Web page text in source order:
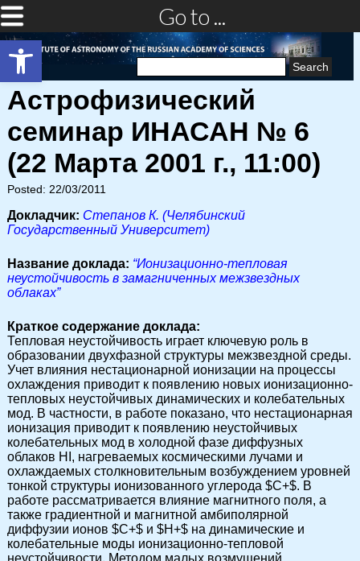
Open toolbar
Go to ...
Search
Астрофизический
семинар ИНАСАН № 6
(22 Марта 2001 г., 11:00)
Posted: 22/03/2011
Докладчик: Степанов К. (Челябинский
Государственный Университет)
Название доклада: “Ионизационно-тепловая
неустойчивость в замагниченных межзвездных
облаках”
Краткое содержание доклада:
Тепловая неустойчивость играет ключевую роль в
образовании двухфазной структуры межзвездной среды.
Учет влияния нестационарной ионизации на процессы
охлаждения приводит к появлению новых ионизационно-
тепловых неустойчивых динамических и колебательных
мод. В частности, в работе показано, что нестационарная
ионизация приводит к появлению неустойчивых
колебательных мод в холодной фазе диффузных
облаков HI, нагреваемых космическими лучами и
охлаждаемых столкновительным возбуждением уровней
тонкой структуры ионизованного углерода $C+$. В
работе рассматривается влияние магнитного поля, а
также градиентной и магнитной амбиполярной
диффузии ионов $C+$ и $H+$ на динамические и
колебательные моды ионизационно-тепловой
неустойчивости. Методом малых возмущений